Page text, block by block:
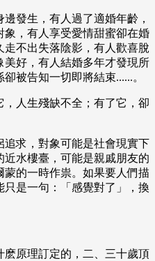
發生，有人過了適婚年齡，
，有人享受愛情甜蜜卻在婚
不出失落陰影，有人歡喜脫
好，有人結婚多年才發現所
被告知一切即將結束......。
人生殘缺不全；有了它，卻
求，對象可能是社會現實下
水樓臺，可能是親戚朋友的
的一時作祟。如果要人們描
是一句：「感覺對了」，換
原理訂定的，二、三十歲頂